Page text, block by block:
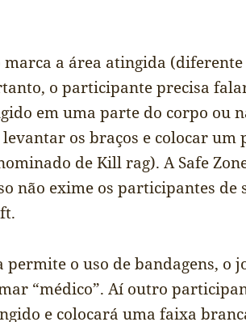
a área atingida (diferente
o participante precisa
em uma parte do corpo ou
os braços e colocar um
de Kill rag). A Safe
não exime os participantes de
permite o uso de bandagens, o
“médico”. Aí outro
e colocará uma faixa